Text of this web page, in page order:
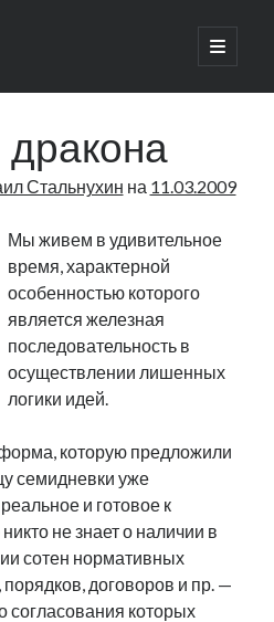
отрыть
Стальнухин на 11.03.2009
Мы живем в удивительное
время, характерной
особенностью которого
является железная
последовательность в
осуществлении лишенных
логики идей.
которую предложили
семидневки уже
и готовое к
не знает о наличии в
сотен нормативных
договоров и пр. —
согласования которых